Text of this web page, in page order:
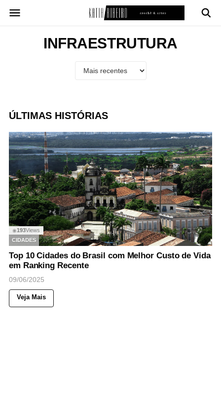
para
INFRAESTRUTURA
ÚLTIMAS HISTÓRIAS
◉193Views
CIDADES
Top 10 Cidades do Brasil com Melhor Custo de Vida
em Ranking Recente
09/06/2025
Veja Mais